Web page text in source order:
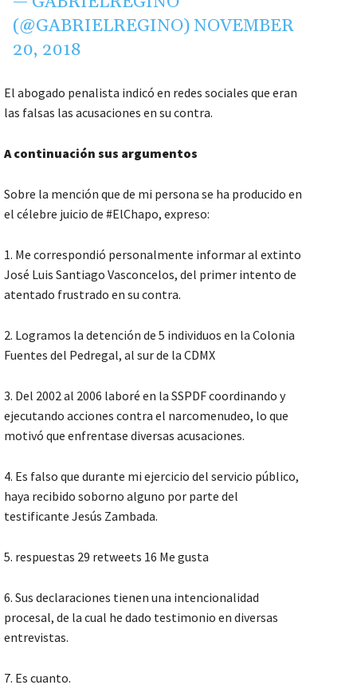
(@GABRIELREGINO)NOVEMBER
20, 2018
El abogado penalista indicó en redes sociales que eran
las falsas las acusaciones en su contra.
A continuación sus argumentos
Sobre la mención que de mi persona se ha producido en
el célebre juicio de #ElChapo, expreso:
1. Me correspondió personalmente informar al extinto
José Luis Santiago Vasconcelos, del primer intento de
atentado frustrado en su contra.
2. Logramos la detención de 5 individuos en la Colonia
Fuentes del Pedregal, al sur de la CDMX
3. Del 2002 al 2006 laboré en la SSPDF coordinando y
ejecutando acciones contra el narcomenudeo, lo que
motivó que enfrentase diversas acusaciones.
4. Es falso que durante mi ejercicio del servicio público,
haya recibido soborno alguno por parte del
testificante Jesús Zambada.
5. respuestas 29 retweets 16 Me gusta
6. Sus declaraciones tienen una intencionalidad
procesal, de la cual he dado testimonio en diversas
entrevistas.
7. Es cuanto.